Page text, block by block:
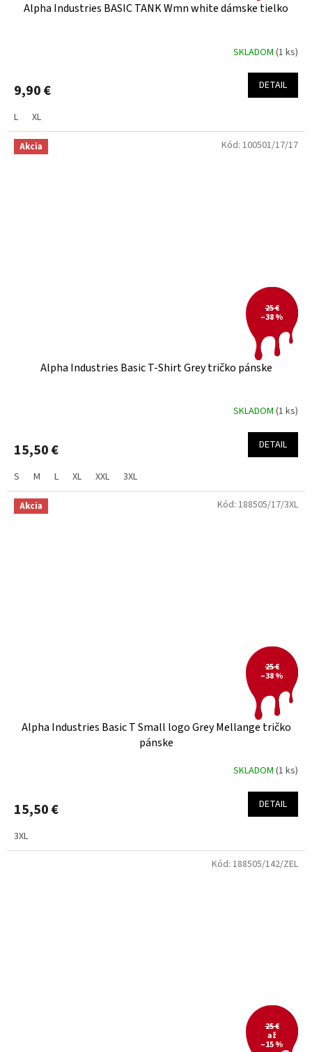
Alpha Industries BASIC TANK Wmn white dámske tielko
SKLADOM (1 ks)
9,90 € DETAIL
L XL
Akcia
25 €
–38 %
Alpha Industries Basic T-Shirt Grey tričko pánske
SKLADOM (1 ks)
15,50 € DETAIL
S M L XL XXL 3XL
Kód: 100501/17/17
Akcia
25 €
–38 %
Alpha Industries Basic T Small logo Grey Mellange tričko
pánske
SKLADOM (1 ks)
15,50 € DETAIL
3XL
Kód: 188505/17/3XL
25 €
až
–15 %
Kód: 188505/142/ZEL